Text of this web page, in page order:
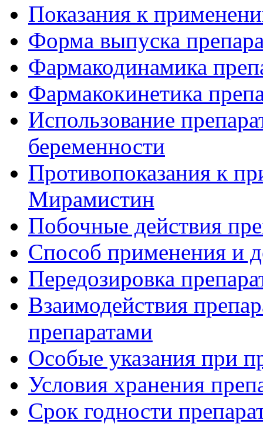
Показания к
Форма выпуска
Фармакодинамика
Фармакокинетика
Использование
беременности
Противопоказания к
Мирамистин
Побочные действия
Способ применения и
Передозировка
Взаимодействия
препаратами
Особые указания при
Условия хранения
Срок годности